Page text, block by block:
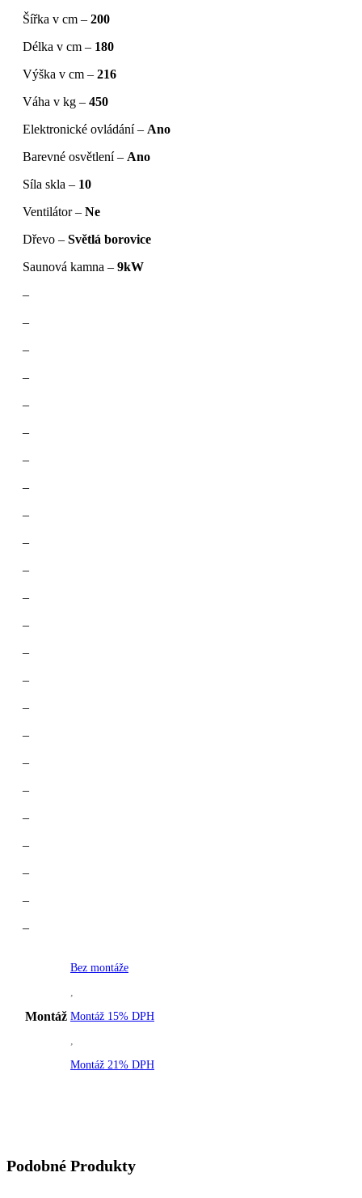
Šířka v cm – 200
Délka v cm – 180
Výška v cm – 216
Váha v kg – 450
Elektronické ovládání – Ano
Barevné osvětlení – Ano
Síla skla – 10
Ventilátor – Ne
Dřevo – Světlá borovice
Saunová kamna – 9kW
–
–
–
–
–
–
–
–
–
–
–
–
–
–
–
–
–
–
–
–
–
–
–
–
Montáž
Bez montáže
,
Montáž 15% DPH
,
Montáž 21% DPH
Podobné Produkty